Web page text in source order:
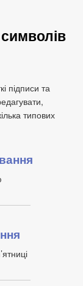
підписи та
типових